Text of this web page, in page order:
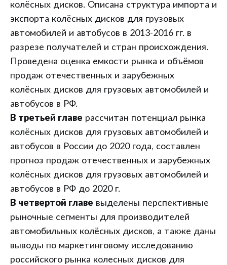
колёсных дисков. Описана структура импорта и
экспорта колёсных дисков для грузовых
автомобилей и автобусов в 2013-2016 гг. в
разрезе получателей и стран происхождения.
Проведена оценка емкости рынка и объёмов
продаж отечественных и зарубежных
колёсных дисков для грузовых автомобилей и
автобусов в РФ.
В третьей главе рассчитан потенциал рынка
колёсных дисков для грузовых автомобилей и
автобусов в России до 2020 года, составлен
прогноз продаж отечественных и зарубежных
колёсных дисков для грузовых автомобилей и
автобусов в РФ до 2020 г.
В четвертой главе выделены перспективные
рыночные сегменты для производителей
автомобильных колёсных дисков, а также даны
выводы по маркетинговому исследованию
российского рынка колесных дисков для